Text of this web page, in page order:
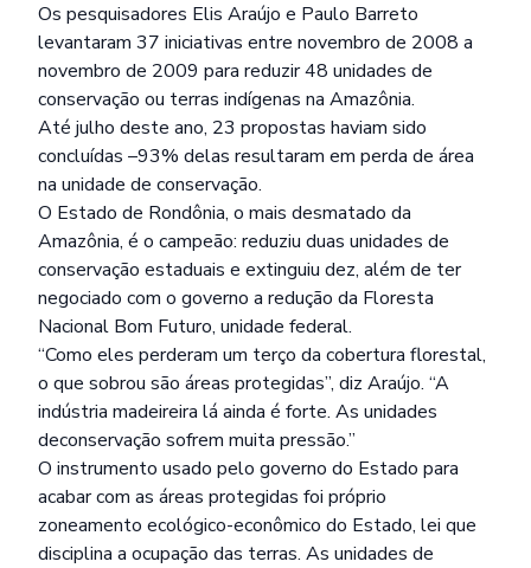
Os pesquisadores Elis Araújo e Paulo Barreto
levantaram 37 iniciativas entre novembro de 2008 a
novembro de 2009 para reduzir 48 unidades de
conservação ou terras indígenas na Amazônia.
Até julho deste ano, 23 propostas haviam sido
concluídas –93% delas resultaram em perda de área
na unidade de conservação.
O Estado de Rondônia, o mais desmatado da
Amazônia, é o campeão: reduziu duas unidades de
conservação estaduais e extinguiu dez, além de ter
negociado com o governo a redução da Floresta
Nacional Bom Futuro, unidade federal.
“Como eles perderam um terço da cobertura florestal,
o que sobrou são áreas protegidas”, diz Araújo. “A
indústria madeireira lá ainda é forte. As unidades
deconservação sofrem muita pressão.”
O instrumento usado pelo governo do Estado para
acabar com as áreas protegidas foi próprio
zoneamento ecológico-econômico do Estado, lei que
disciplina a ocupação das terras. As unidades de